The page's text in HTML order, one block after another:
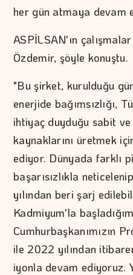
her gün atmaya devam
ASPİLSAN'ın
Özdemir, şöyle konuştu.
"Bu şirket, kurulduğu
enerjide bağımsızlığı,
ihtiyaç duyduğu sabit
kaynaklarını üretmek
ediyor. Dünyada farklı
başarısızlıkla
yılından beri şarj
Kadmiyum'la
Cumhurbaşkanımızın
ile 2022 yılından
iyonla devam ediyoruz.